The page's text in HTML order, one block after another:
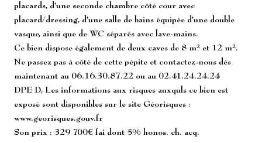
placards, d’une seconde chambre côté cour avec
placard/dressing, d’une salle de bains équipée d’une double
vasque, ainsi que de WC séparés avec lave-mains.
Ce bien dispose également de deux caves de 8 m² et 12 m².
Ne passez pas à côté de cette pépite et contactez-nous dès
maintenant au 06.16.30.87.22 ou au 02.41.24.24.24
DPE D, Les informations aux risques auxquls ce bien est
exposé sont disponibles sur le site Géorisques :
www.georisques.gouv.fr
Son prix : 329 700€ fai dont 5% honos. ch. acq.